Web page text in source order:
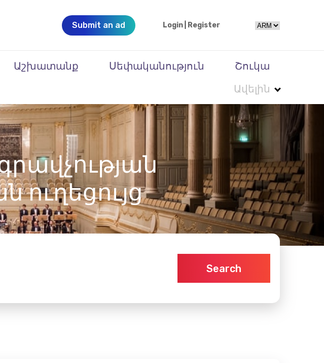
Submit an ad Login Register
Աշխատանք Սեփականություն
Շուկա
Ավելին
ուղեցույց
Search